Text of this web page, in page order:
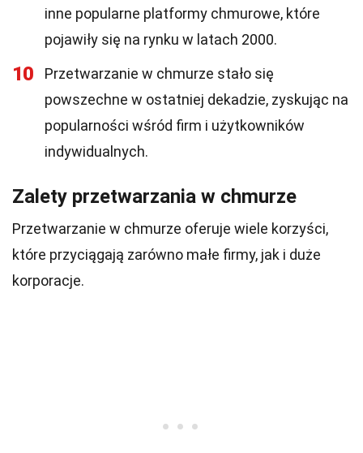
inne popularne platformy chmurowe, które
pojawiły się na rynku w latach 2000.
10
Przetwarzanie w chmurze stało się
powszechne w ostatniej dekadzie, zyskując na
popularności wśród firm i użytkowników
indywidualnych.
Zalety przetwarzania w chmurze
Przetwarzanie w chmurze oferuje wiele korzyści,
które przyciągają zarówno małe firmy, jak i duże
korporacje.